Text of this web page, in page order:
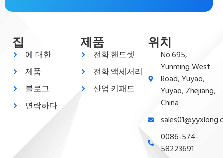
집
에 대한
제품
블로그
연락하다
제품
전화 핸드셋
전화 액세서리
산업 키패드
위치
No.695,
Yunming West
Road, Yuyao,
Yuyao, Zhejiang,
China
0086-574-
58223691